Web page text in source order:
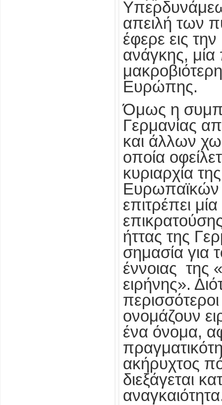
απειλή των
έφερε εις
ανάγκης, μία
Ευρώπης.
Όμως η
Γερμανίας
και άλλων
οποία
κυριαρχία
επιτρέπει
ήττας της
σημασία για
έννοιας της
ειρήνης».
ονομάζουν
ένα όνομα,
ακήρυχτος
διεξάγεται